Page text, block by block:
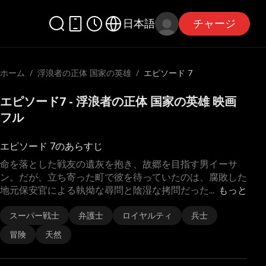
日本語 チャージ
ホーム / 浮浪者の正体 国家の英雄 / エピソード 7
エピソード7 - 浮浪者の正体 国家の英雄 映画
フル
エピソード 7のあらすじ
もっと
命を落とした戦友の遺灰を抱き、故郷を目指す男イーサ
ン。だが、立ち寄った町で彼を待っていたのは、腐敗した
地元保安官による執拗な尋問と陰湿な拷問だった...
スーパー戦士 弁護士 ロイヤルティ
兵士
冒険
天然